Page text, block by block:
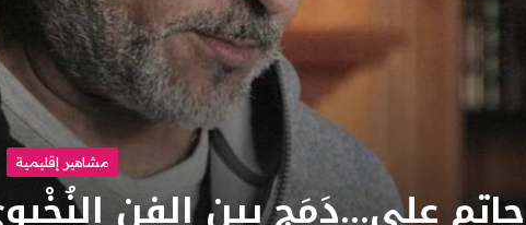
مشاهير إقليمية
حاتم علي…دَمَج بين الفن